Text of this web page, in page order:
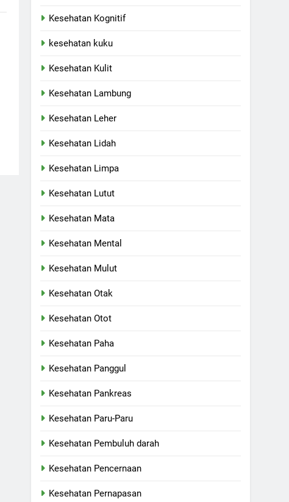
Kesehatan Kognitif
kesehatan kuku
Kesehatan Kulit
Kesehatan Lambung
Kesehatan Leher
Kesehatan Lidah
Kesehatan Limpa
Kesehatan Lutut
Kesehatan Mata
Kesehatan Mental
Kesehatan Mulut
Kesehatan Otak
Kesehatan Otot
Kesehatan Paha
Kesehatan Panggul
Kesehatan Pankreas
Kesehatan Paru-Paru
Kesehatan Pembuluh darah
Kesehatan Pencernaan
Kesehatan Pernapasan